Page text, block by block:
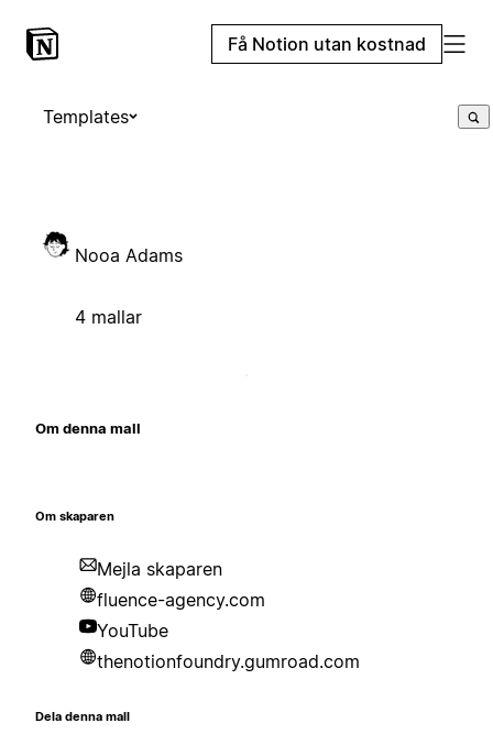
Få Notion utan kostnad
Templates
Nooa Adams
4 mallar
Om denna mall
Om skaparen
Mejla skaparen
fluence-agency.com
YouTube
thenotionfoundry.gumroad.com
Dela denna mall